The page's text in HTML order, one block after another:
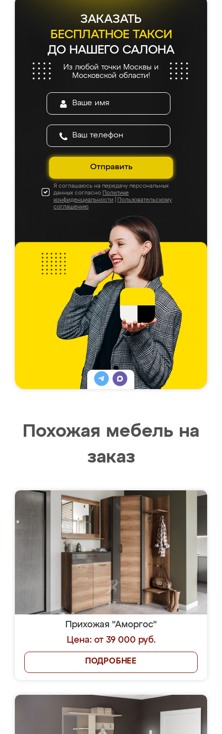
ЗАКАЗАТЬ
БЕСПЛАТНОЕ ТАКСИ
ДО НАШЕГО САЛОНА
Из любой точки Москвы и
Московской области!
Отправить
Я соглашаюсь на передачу персональных
данных согласно Политике
конфиденциальности
Пользовательскому
соглашению
Похожая мебель на
заказ
Прихожая "Аморгос"
Цена: от 39 000 руб.
ПОДРОБНЕЕ